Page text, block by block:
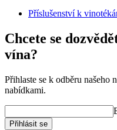
Vytvořte si vlastní uspořádání
nástroji pro návrh vinného
Obecné
Doručení
Nesestaveno
Umístění Podlaha
Výrobce
Modulárnítrue
Rozměry (ŠxVxH cm)
Výška (cm)10
Šířka (cm)
Příslušenství k
Chcete se
vína?
Přihlaste se k odběru našeho
nabídkami.
Přihlásit se